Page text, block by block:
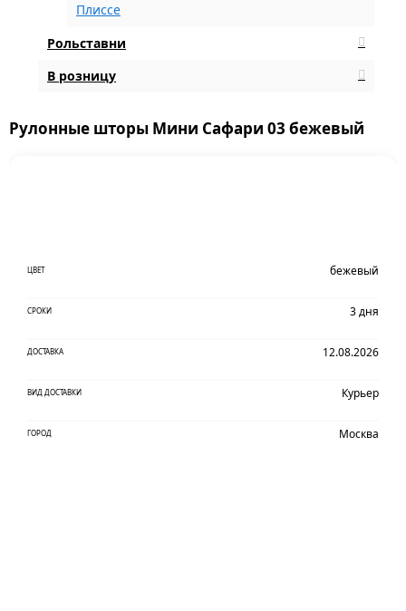
Плиссе
Рольставни
В розницу
Рулонные шторы Мини Сафари 03 бежевый
ЦВЕТ бежевый
СРОКИ 3 дня
ДОСТАВКА 12.08.2026
ВИД ДОСТАВКИ Курьер
ГОРОД Москва